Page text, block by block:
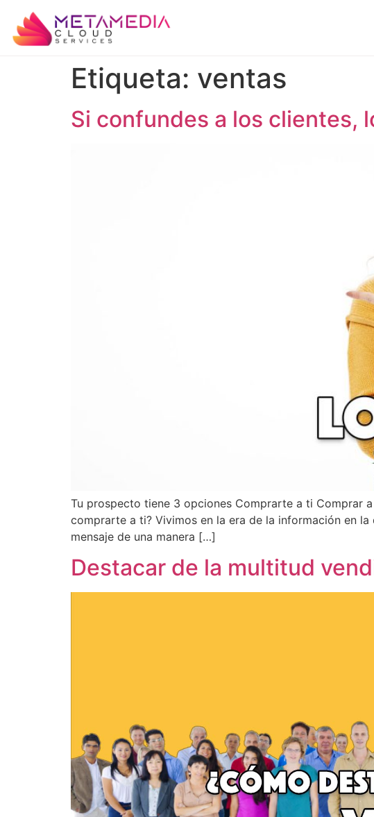
Etiqueta: ventas
Si confundes a los clientes,
Tu prospecto tiene 3 opciones Comprarte a ti Comprar
comprarte a ti? Vivimos en la era de la información en
mensaje de una manera […]
Destacar de la multitud